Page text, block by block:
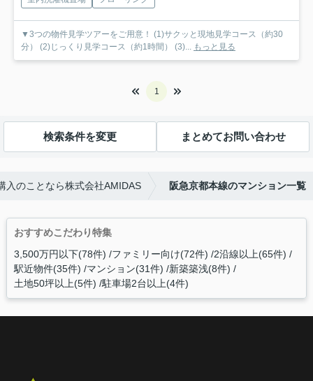
▼3つの物件見学ツアーをご用意！ (1)サクッと現地見学コース（約30
分） (2)じっくり見学コース（約1時間） (3)... もっと見る
1
検索条件を変更 まとめてお問い合わせ
入のことなら株式会社AMIDAS 阪急京都本線のマンション一覧
おすすめこだわり特集
3,500万円以下(78件) ファミリー向け(72件) 2沿線以上(65件)
駅近物件(35件) マンション(31件) 新築築浅(8件)
土地50坪以上(5件) 駐車場2台以上(4件)